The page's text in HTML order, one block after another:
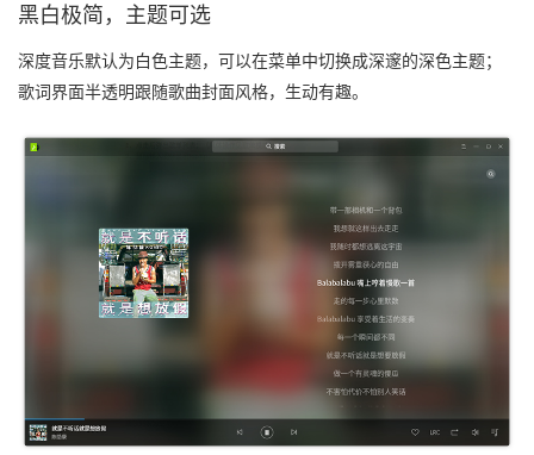
黑白极简，主题可选
深度音乐默认为白色主题，可以在菜单中切换成深邃的深色主题；
歌词界面半透明跟随歌曲封面风格，生动有趣。